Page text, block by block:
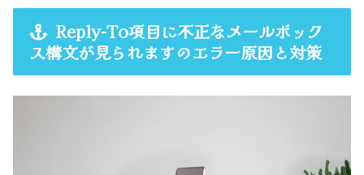
Reply-To項目に不正なメールボック
ス構文が見られますのエラー原因と対策